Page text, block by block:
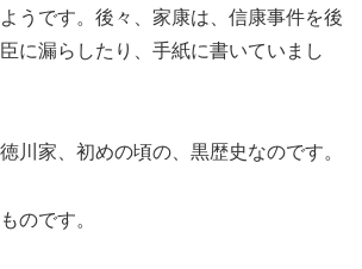
うです。後々、家康は、信康事件を後
に漏らしたり、手紙に書いていまし
川家、初めの頃の、黒歴史なのです。
のです。